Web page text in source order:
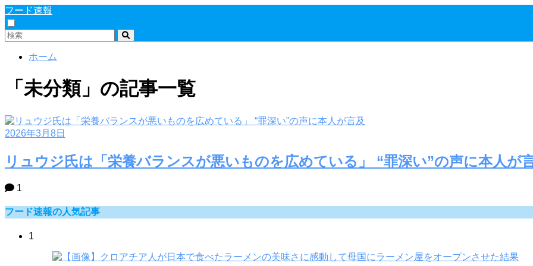
フード速報
ホーム
「未分類」の記事一覧
2026年3月8日
リュウジ氏は「栄養バランスが悪いものを広めている」 “罪深い”の声に本人が
1
フード速報の人気記事
1